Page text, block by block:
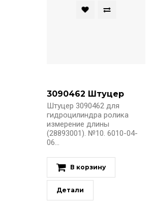
3090462 Штуцер
Штуцер 3090462 для
гидроцилиндра ролика
измерение длины
(28893001). №10. 6010-04-
06...
В корзину
Детали